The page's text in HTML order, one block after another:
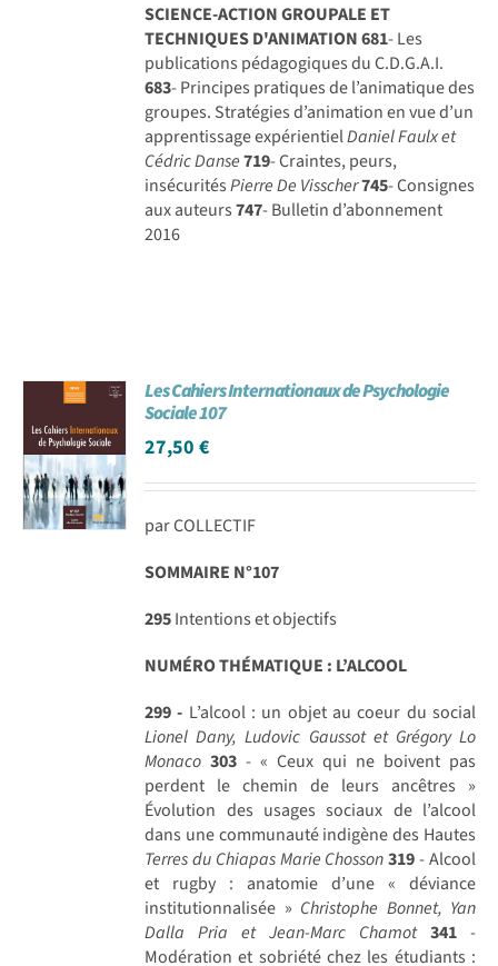
SCIENCE-ACTION GROUPALE ET
TECHNIQUES D'ANIMATION681- Les
publications pédagogiques du C.D.G.A.I.
683- Principes pratiques de l’animatique des
groupes. Stratégies d’animation en vue d’un
apprentissage expérientielDaniel Faulx et
Cédric Danse719- Craintes, peurs,
insécuritésPierre De Visscher745- Consignes
aux auteurs747- Bulletin d’abonnement
2016
Les Cahiers Internationaux de Psychologie
Sociale 107
27,50€
par COLLECTIF
SOMMAIRE N°107
295Intentions et objectifs
NUMÉRO THÉMATIQUE : L’ALCOOL
299 - L’alcool : un objet au coeur du social
Lionel Dany, Ludovic Gaussot et Grégory Lo
Monaco 303 - « Ceux qui ne boivent pas
perdent le chemin de leurs ancêtres »
Évolution des usages sociaux de l’alcool
dans une communauté indigène des Hautes
Terres du ChiapasMarie Chosson319- Alcool
et rugby : anatomie d’une « déviance
institutionnalisée » Christophe Bonnet, Yan
Dalla Pria et Jean-Marc Chamot 341 -
Modération et sobriété chez les étudiants :